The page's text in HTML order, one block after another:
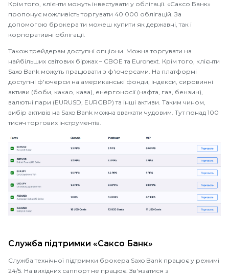
Крім того, клієнти можуть інвестувати у облігації. «Саксо Банк»
пропонує можливість торгувати 40 000 облігацій. За
допомогою брокера ти можеш купити як державні, так і
корпоративні облігації.
Також трейдерам доступні опціони. Можна торгувати на
найбільших світових біржах – CBOE та Euronext. Крім того, клієнти
Saxo Bank можуть працювати з ф'ючерсами. На платформі
доступні ф'ючерси на американські фонди, індекси, сировинні
активи (боби, какао, кава), енергоносії (нафта, газ, бензин),
валютні пари (EURUSD, EURGBP) та інші активи. Таким чином,
вибір активів на Saxo Bank можна вважати чудовим. Тут понад 100
тисяч торгових інструментів.
Служба підтримки «Саксо Банк»
Служба технічної підтримки брокера Saxo Bank працює у режимі
24/5. На вихідних саппорт не працює. Зв'язатися з